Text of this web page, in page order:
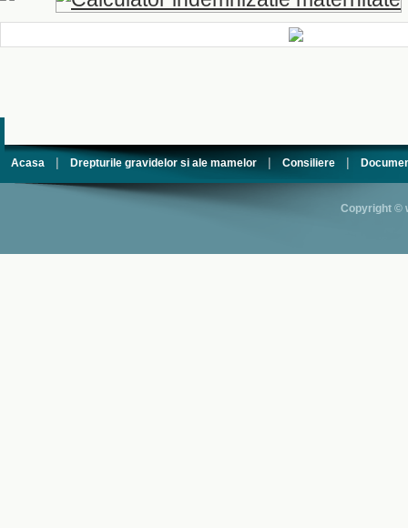
Acasa |Drepturile gravidelor si ale mamelor |Consiliere |
Copyright ©